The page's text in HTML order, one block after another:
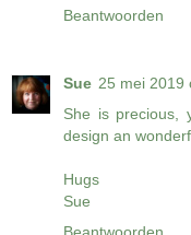
Beantwoorden
Sue 25 mei 2019
She is precious,
design an
Hugs
Sue
Beantwoorden